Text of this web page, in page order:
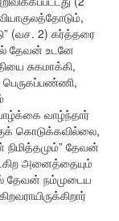
(வச. 2) கர்த்தரை
தேவன் உடனே
சுகமாக்கி,
பெருகப்பண்ணி,
வாழ்ந்தார்
கொடுக்கவில்லை,
நிமித்தமும்” தேவன்
அனைத்தையும்
தேவன் நம்முடைய